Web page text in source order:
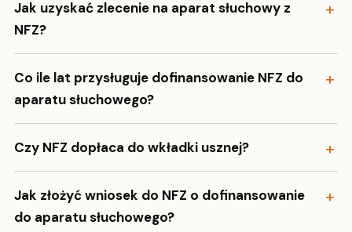
Jak uzyskać zlecenie na aparat słuchowy z
NFZ?
Co ile lat przysługuje dofinansowanie NFZ do
aparatu słuchowego?
Czy NFZ dopłaca do wkładki usznej?
Jak złożyć wniosek do NFZ o dofinansowanie
do aparatu słuchowego?